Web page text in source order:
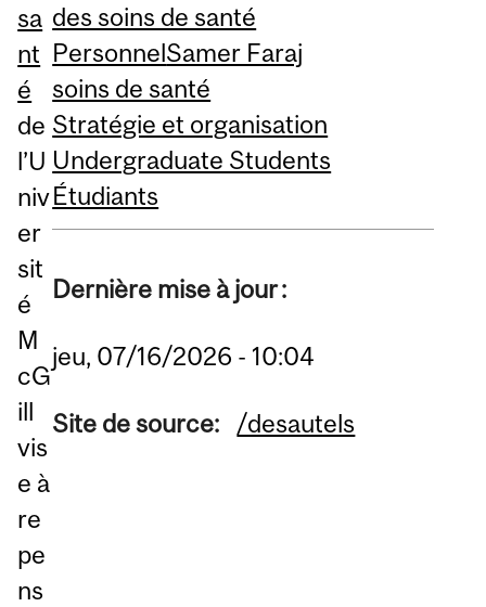
sa
nt
é
de
l’U
niv
er
sit
é
M
cG
ill
vis
e à
re
pe
ns
des soins de santé
PersonnelSamer Faraj
soins de santé
Stratégie et organisation
Undergraduate Students
Étudiants
Dernière mise à jour :
jeu, 07/16/2026 - 10:04
Site de source: /desautels